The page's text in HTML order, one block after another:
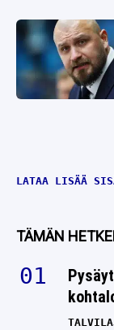
LATAA LISÄÄ
TÄMÄN